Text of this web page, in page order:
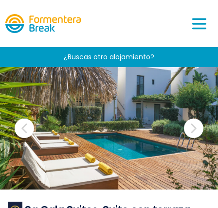
¿Buscas otro alojamiento?